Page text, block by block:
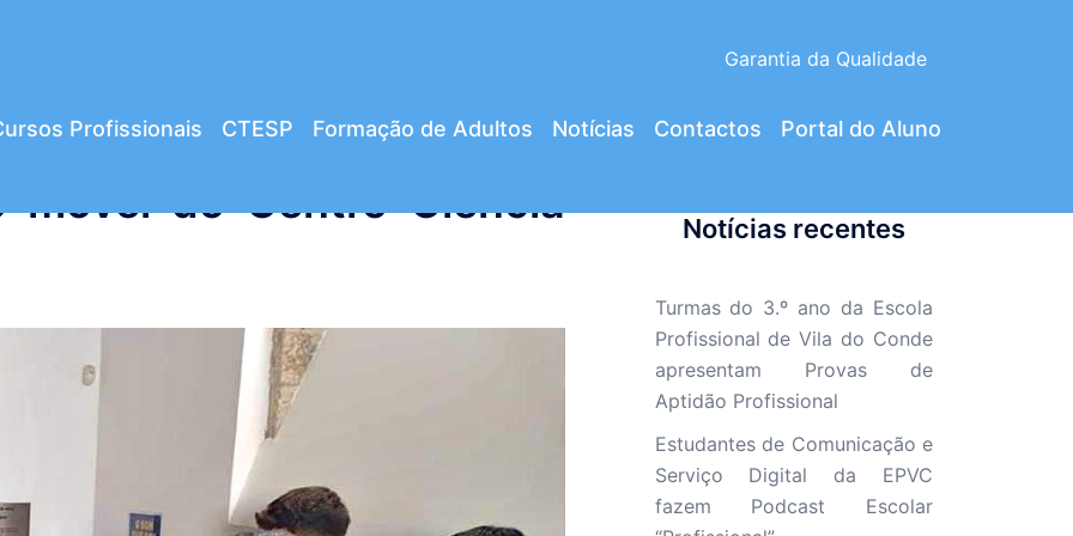
Garantia da Qualidade
Profissionais CTESP Formação de Adultos Notícias Contactos Portal do Aluno
móvel do Centro Ciência
Notícias recentes
Turmas do 3.º ano da Escola
Profissional de Vila do Conde
apresentam Provas de
Aptidão Profissional
Estudantes de Comunicação e
Serviço Digital da EPVC
fazem Podcast Escolar